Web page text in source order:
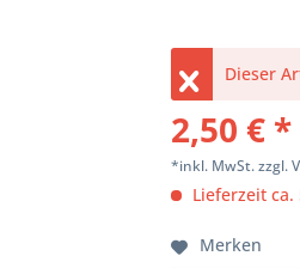
Dieser
2,50 € *
*inkl. MwSt.zzgl.
Lieferzeit ca.
Merken